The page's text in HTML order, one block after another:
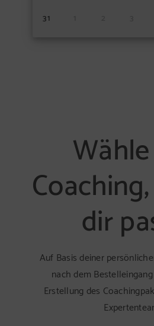
31
dir
Auf Basis deiner
nach dem
Erstellung des